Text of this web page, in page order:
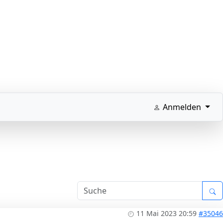
Anmelden
11 Mai 2023 20:59 #35046